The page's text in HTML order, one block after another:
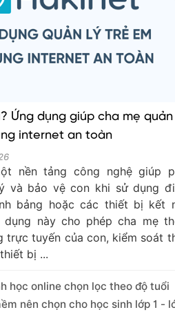
Ứng dụng giúp cha mẹ quản
internet an toàn
nền tảng công nghệ giúp
và bảo vệ con khi sử dụng
bảng hoặc các thiết bị kết
dụng này cho phép cha mẹ
trực tuyến của con, kiểm soát
bị ...
học online chọn lọc theo độ tuổi
nên chọn cho học sinh lớp 1 -